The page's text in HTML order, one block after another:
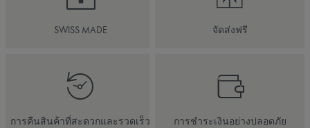
SWISS MADE จัดส่งฟรี
การคืนสินค้าที่สะดวกและรวดเร็ว การชำระเงินอย่างปลอดภัย